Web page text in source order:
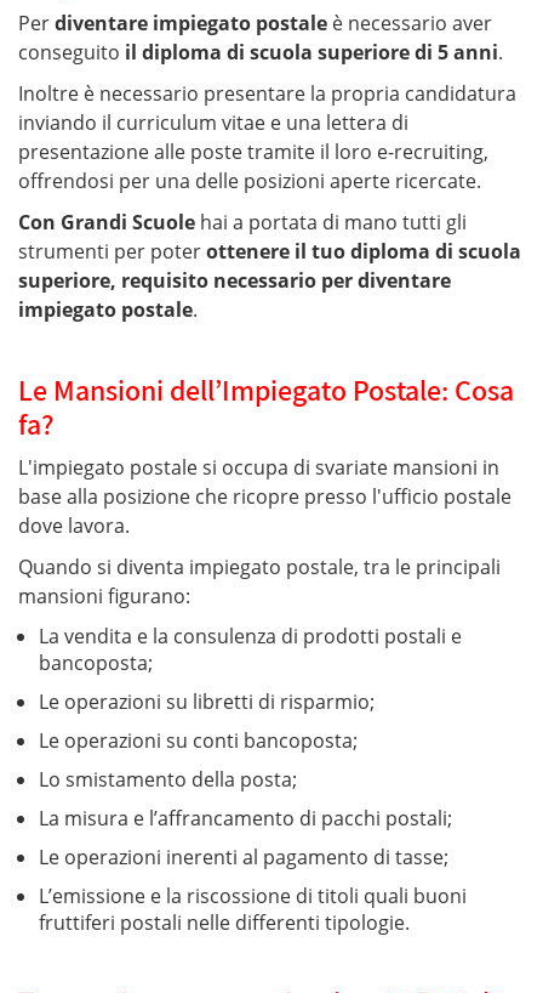
Perdiventare impiegato postale è necessario aver
conseguito il diploma di scuola superiore di 5 anni.
Inoltre è necessario presentare la propria candidatura
inviando il curriculum vitae e una lettera di
presentazione alle poste tramite il loro e-recruiting,
offrendosi per una delle posizioni aperte ricercate.
Con Grandi Scuole hai a portata di mano tutti gli
strumenti per poterottenere il tuo diploma di scuola
superiore, requisito necessario per diventare
impiegato postale.
Le Mansioni dell’Impiegato Postale: Cosa
fa?
L'impiegato postale si occupa di svariate mansioni in
base alla posizione che ricopre presso l'ufficio postale
dove lavora.
Quando si diventa impiegato postale, tra le principali
mansioni figurano:
La vendita e la consulenza di prodotti postali e
bancoposta;
Le operazioni su libretti di risparmio;
Le operazioni su conti bancoposta;
Lo smistamento della posta;
La misura e l’affrancamento di pacchi postali;
Le operazioni inerenti al pagamento di tasse;
L’emissione e la riscossione di titoli quali buoni
fruttiferi postali nelle differenti tipologie.